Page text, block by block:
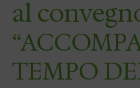
al
TEMPO